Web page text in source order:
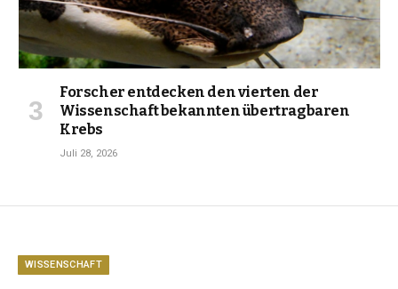
Forscher entdecken den vierten der
Wissenschaft bekannten übertragbaren
Krebs
Juli 28, 2026
WISSENSCHAFT